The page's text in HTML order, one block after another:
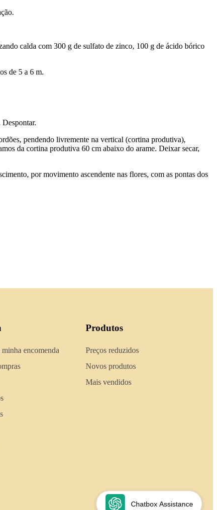
calda com 300 g de sulfato de zinco, 100 g de ácido bórico
de 5 a 6 m.
Despontar.
pendendo livremente na vertical (cortina produtiva),
da cortina produtiva 60 cm abaixo do arame. Deixar secar,
por movimento ascendente nas flores, com as pontas dos
Chatbox Assistance
encomenda
Produtos
Preços reduzidos
Novos produtos
Mais vendidos